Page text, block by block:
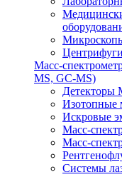
Центрифуги
Масс-
MS, GC-MS)
Детекторы
Изотопные
Искровые
Масс-
Масс-
Системы